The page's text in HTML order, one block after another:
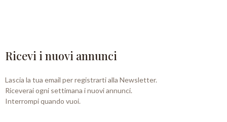
Ricevi i nuovi annunci
Lascia la tua email per registrarti alla Newsletter.
Riceverai ogni settimana i nuovi annunci.
Interrompi quando vuoi.